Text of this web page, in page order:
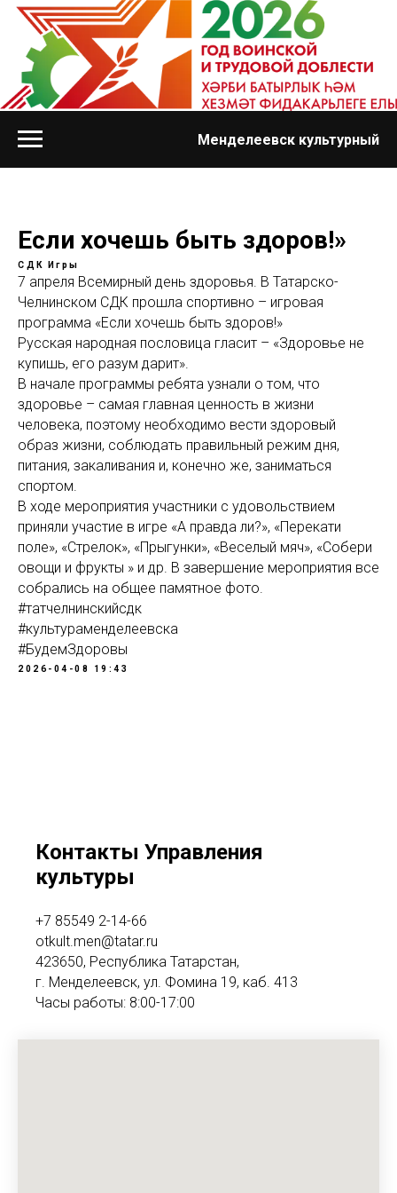
Менделеевск культурный
Если хочешь быть здоров!»
СДК Игры
7 апреля Всемирный день здоровья. В Татарско-
Челнинском СДК прошла спортивно – игровая
программа «Если хочешь быть здоров!»
Русская народная пословица гласит – «Здоровье не
купишь, его разум дарит».
В начале программы ребята узнали о том, что
здоровье – самая главная ценность в жизни
человека, поэтому необходимо вести здоровый
образ жизни, соблюдать правильный режим дня,
питания, закаливания и, конечно же, заниматься
спортом.
В ходе мероприятия участники с удовольствием
приняли участие в игре «А правда ли?», «Перекати
поле», «Стрелок», «Прыгунки», «Веселый мяч», «Собери
овощи и фрукты » и др. В завершение мероприятия все
собрались на общее памятное фото.
#татчелнинскийсдк
#культураменделеевска
#БудемЗдоровы
2026-04-08 19:43
Контакты Управления
культуры
+7 85549 2-14-66
otkult.men@tatar.ru
423650, Республика Татарстан,
г. Менделеевск, ул. Фомина 19, каб. 413
Часы работы: 8:00-17:00